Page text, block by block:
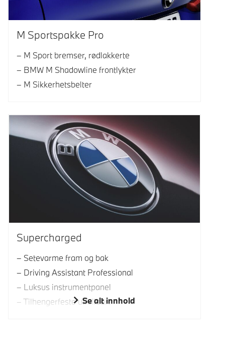
M Sportspakke Pro
M Sport bremser, rødlakkerte
BMW M Shadowline frontlykter
M Sikkerhetsbelter
Supercharged
Setevarme fram og bak
Driving Assistant Professional
Luksus instrumentpanel
Tilhengerfeste utfellbart
Se alt innhold